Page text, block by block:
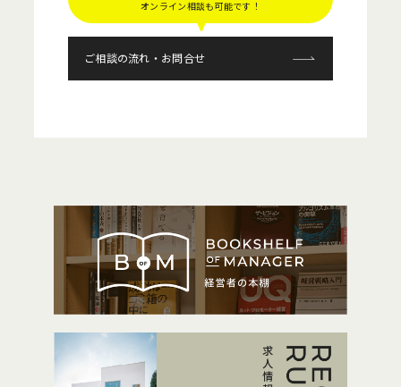
オンライン相談も可能です！
ご相談の流れ・お問合せ